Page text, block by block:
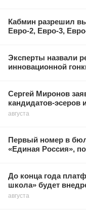
Кабмин разрешил
Евро-2, Евро-3,
Эксперты назвали
инновационной
Сергей Миронов
кандидатов-эсеров
августа
Первый номер в
«Единая Россия»,
До конца года
школа» будет
августа